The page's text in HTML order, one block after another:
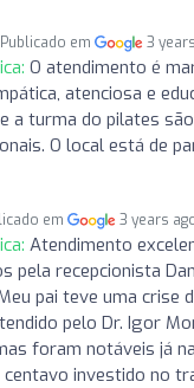
Publicado em 3
O atendimento é
atenciosa e
a turma do pilates
O local está de
em 3 years
Atendimento
pela recepcionista
pai teve uma crise
pelo Dr. Igor
foram notáveis já
centavo investido no